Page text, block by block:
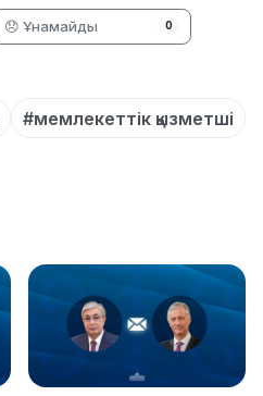
😞 Ұнамайды 0
#мемлекеттік қызметші